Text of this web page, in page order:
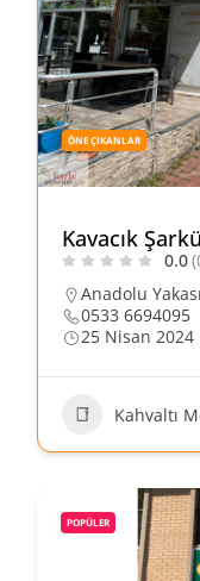
ÖNE ÇIKANLAR
Kavacık
0.0
Anadolu Yakası
0533 6694095
25 Nisan 2024
Kahvaltı
POPÜLER